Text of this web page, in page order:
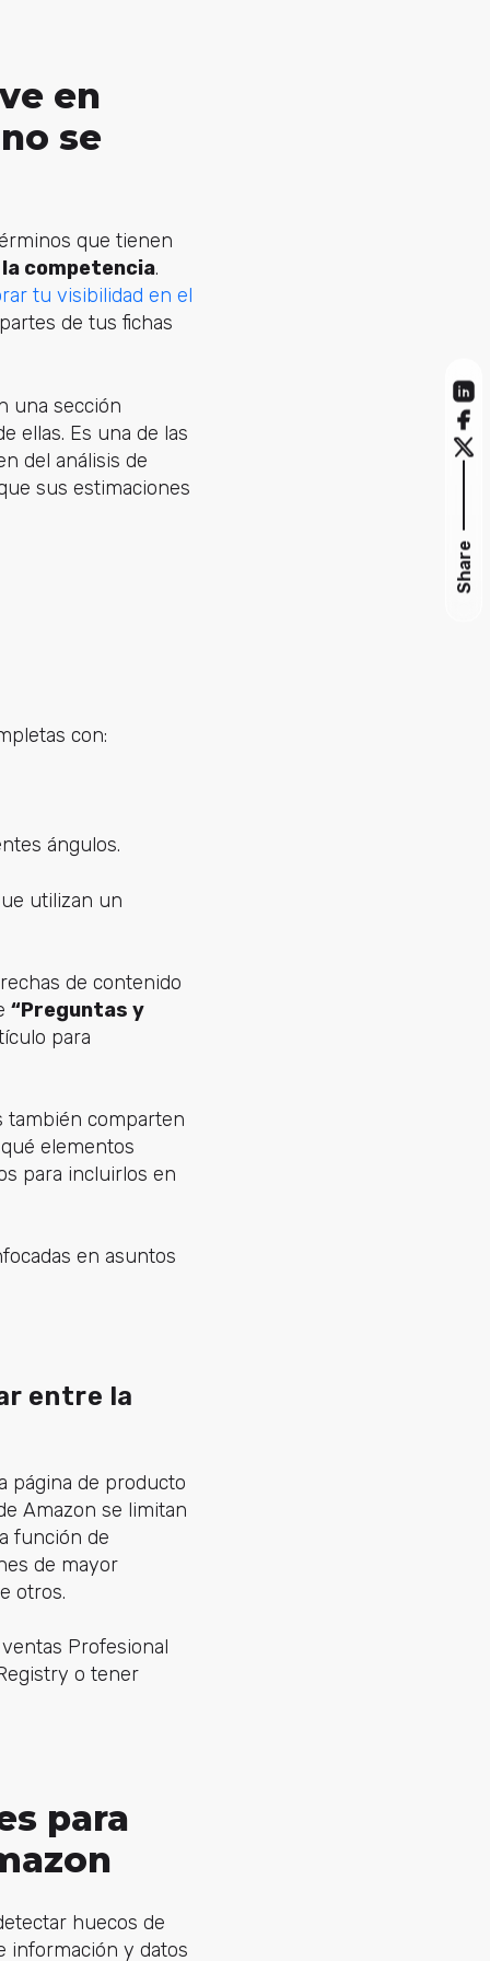
en
se
que tienen
competencia.
tu visibilidad en el
de tus fichas
una sección
ellas. Es una de las
del análisis de
sus estimaciones
con:
ángulos.
utilizan un
de contenido
“Preguntas y
para
también comparten
elementos
para incluirlos en
en asuntos
entre la
página de producto
Amazon se limitan
función de
de mayor
otros.
Profesional
o tener
para
huecos de
información y datos
Share